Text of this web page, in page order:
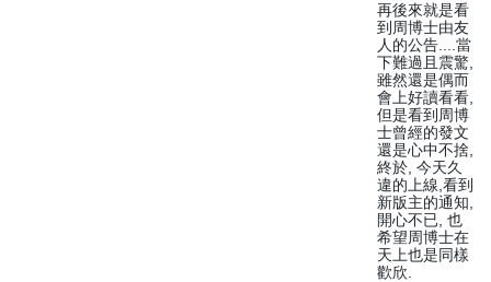
再後來就是看
到周博士由友
人的公告....當
下難過且震驚,
雖然還是偶而
會上好讀看看,
但是看到周博
士曾經的發文
還是心中不捨,
終於, 今天久
違的上線,看到
新版主的通知,
開心不已, 也
希望周博士在
天上也是同樣
歡欣.